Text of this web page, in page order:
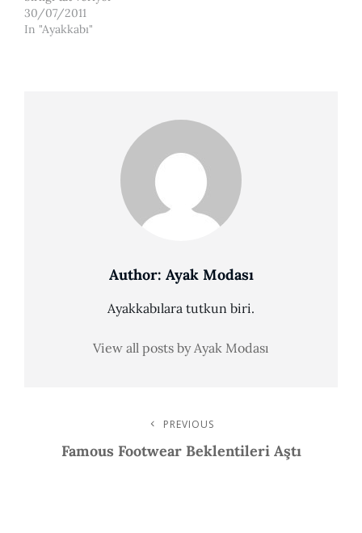
30/07/2011
In "Ayakkabı"
Author: Ayak Modası
Ayakkabılara tutkun biri.
View all posts by Ayak Modası
Navigation
PREVIOUS
Famous Footwear Beklentileri Aştı